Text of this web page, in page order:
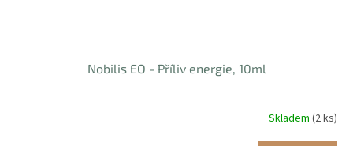
Nobilis EO - Příliv energie, 10ml
Skladem (2 ks)